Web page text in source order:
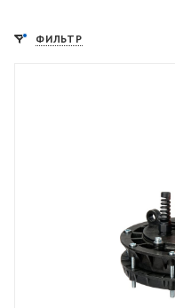
ФИЛЬТР